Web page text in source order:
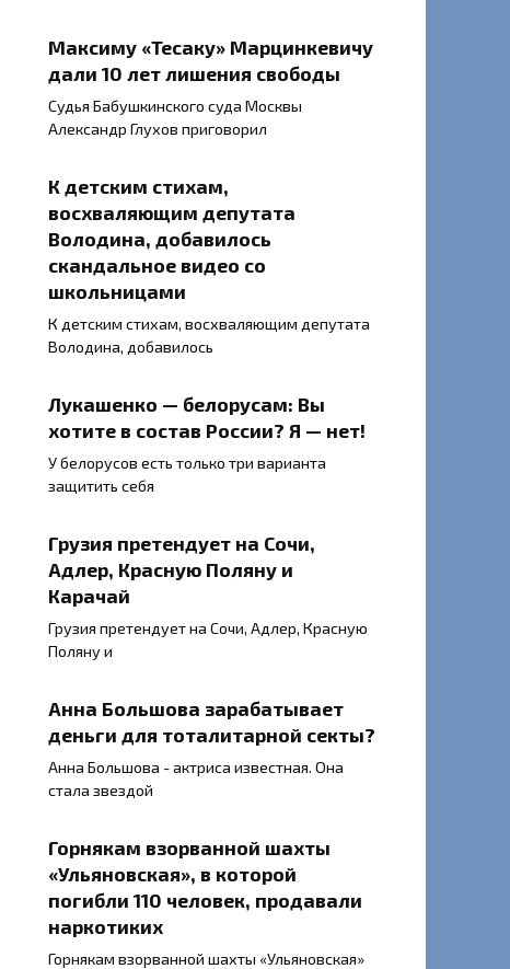
Максиму «Тесаку» Марцинкевичу
дали 10 лет лишения свободы
Судья Бабушкинского суда Москвы
Александр Глухов приговорил
К детским стихам,
восхваляющим депутата
Володина, добавилось
скандальное видео со
школьницами
К детским стихам, восхваляющим депутата
Володина, добавилось
Лукашенко — белорусам: Вы
хотите в состав России? Я — нет!
У белорусов есть только три варианта
защитить себя
Грузия претендует на Сочи,
Адлер, Красную Поляну и
Карачай
Грузия претендует на Сочи, Адлер, Красную
Поляну и
Анна Большова зарабатывает
деньги для тоталитарной секты?
Анна Большова - актриса известная. Она
стала звездой
Горнякам взорванной шахты
«Ульяновская», в которой
погибли 110 человек, продавали
наркотикиx
Горнякам взорванной шахты «Ульяновская»